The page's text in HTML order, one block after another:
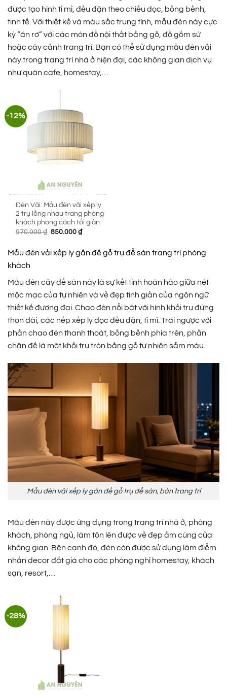
được tạo hình tỉ mỉ, đều đặn theo chiều dọc, bồng bềnh,
tinh tế. Với thiết kế và màu sắc trung tính, mẫu đèn này cực
kỳ “ăn rơ” với các món đồ nội thất bằng gỗ, đồ gốm sứ
hoặc cây cảnh trang trí. Bạn có thể sử dụng mẫu đèn vải
này trong trang trí nhà ở hiện đại, các không gian dịch vụ
như quán cafe, homestay,…
-12%
Đèn Vải: Mẫu đèn vải xếp ly
2 trụ lồng nhau trang phòng
khách phong cách tối giản
970.000₫ Giá
970.000 ₫.
850.000₫Giá
là:
850.000 ₫.
Mẫu đèn vải xếp ly gắn đế gỗ trụ để sàn trang trí phòng
khách
Mẫu đèn cây để sàn này là sự kết tinh hoàn hảo giữa nét
mộc mạc của tự nhiên và vẻ đẹp tinh giản của ngôn ngữ
thiết kế đương đại. Chao đèn nổi bật với hình khối trụ đứng
thon dài, các nếp xếp ly dọc đều đặn, tỉ mỉ. Trái ngược với
phần chao đèn thanh thoát, bồng bềnh phía trên, phần
chân đế là một khối trụ tròn bằng gỗ tự nhiên sẫm màu.
Mẫu đèn vải xếp ly gắn đế gỗ trụ để sàn, bàn trang trí
Mẫu đèn này được ứng dụng trong trang trí nhà ở, phòng
khách, phòng ngủ, làm tôn lên được vẻ đẹp ấm cúng của
không gian. Bên cạnh đó, đèn còn được sử dụng làm điểm
nhấn decor đắt giá cho các phòng nghỉ homestay, khách
sạn, resort,…
-28%